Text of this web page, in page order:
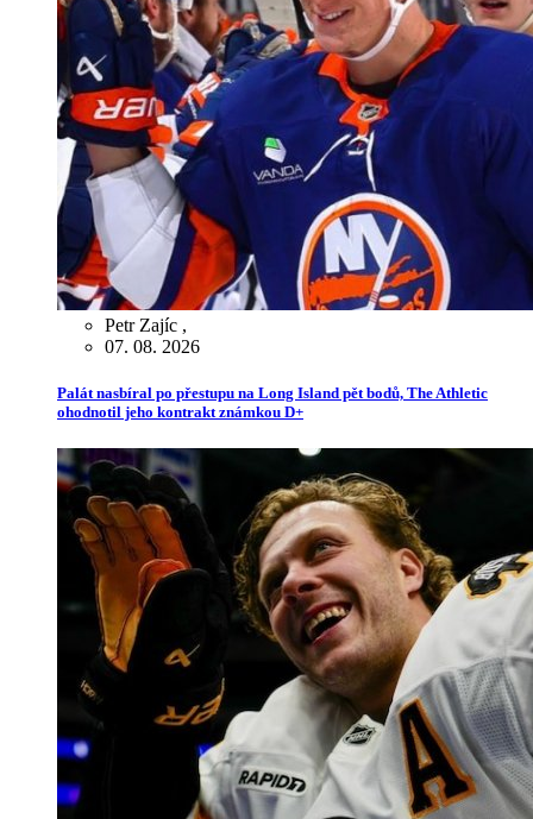
Petr Zajíc ,
07. 08. 2026
Palát nasbíral po přestupu na Long Island pět bodů, The Athletic
ohodnotil jeho kontrakt známkou D+